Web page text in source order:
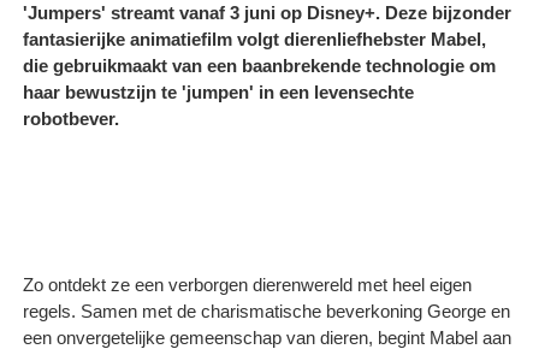
'Jumpers' streamt vanaf 3 juni op Disney+. Deze bijzonder
fantasierijke animatiefilm volgt dierenliefhebster Mabel,
die gebruikmaakt van een baanbrekende technologie om
haar bewustzijn te 'jumpen' in een levensechte
robotbever.
Zo ontdekt ze een verborgen dierenwereld met heel eigen
regels. Samen met de charismatische beverkoning George en
een onvergetelijke gemeenschap van dieren, begint Mabel aan